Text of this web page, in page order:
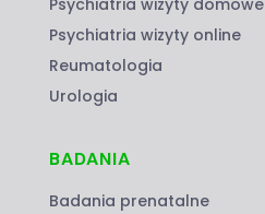
Psychiatria wizyty online
Reumatologia
Urologia
BADANIA
Badania prenatalne